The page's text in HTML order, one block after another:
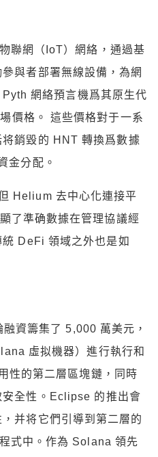
聯網（IoT）網絡，通過基
與者部署無線設備，為網
網絡預言機爲其原生代
價格。 這些價格對于一系
銷毀的 HNT 轉換爲數據
金分配。
Helium 去中心化連接平
了準确數據在管理協議經
DeFi 領域之外也是如
資籌集了 5,000 萬美元，
虛拟機器）進行執行和
性的第二層區塊鏈，同時
全性。Eclipse 的推出會
并将它們引導到第二層的
式中。作為 Solana 領先